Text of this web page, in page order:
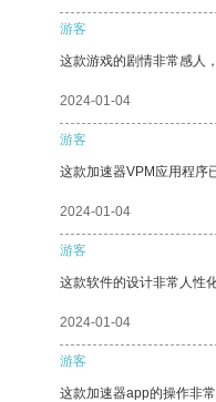
游客
这款游戏的剧情非常感人
2024-01-04
游客
这款加速器VPM应用程序
2024-01-04
游客
这款软件的设计非常人性
2024-01-04
游客
这款加速器app的操作非